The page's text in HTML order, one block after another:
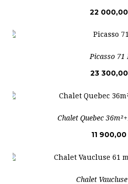
22
Picasso 71
23
Chalet Quebec
11
Chalet